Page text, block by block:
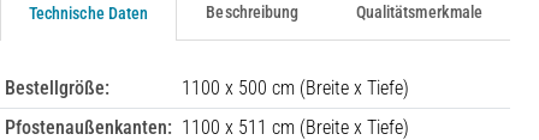
Technische Daten Beschreibung Qualitätsmerkmale
Bestellgröße:
1100 x 500 cm (Breite x Tiefe)
Pfostenaußenkanten: 1100 x 511 cm (Breite x Tiefe)